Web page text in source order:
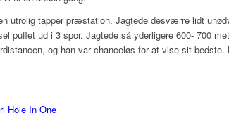
utrolig tapper præstation. Jagtede desværre lidt
puffet ud i 3 spor. Jagtede så yderligere 600- 700
og han var chanceløs for at vise sit
Hole In One